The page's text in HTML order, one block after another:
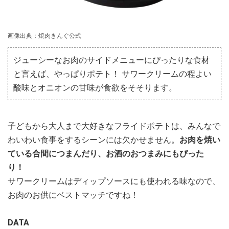
画像出典：焼肉きんぐ公式
ジューシーなお肉のサイドメニューにぴったりな食材
と言えば、やっぱりポテト！ サワークリームの程よい
酸味とオニオンの甘味が食欲をそそります。
子どもから大人まで大好きなフライドポテトは、みんなで
わいわい食事をするシーンには欠かせません。 お肉を焼い
ている合間につまんだり、お酒のおつまみにもぴった
り！
サワークリームはディップソースにも使われる味なので、
お肉のお供にベストマッチですね！
DATA